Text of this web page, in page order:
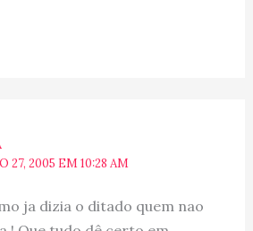
27, 2005 EM 10:28 AM
ja dizia o ditado quem nao